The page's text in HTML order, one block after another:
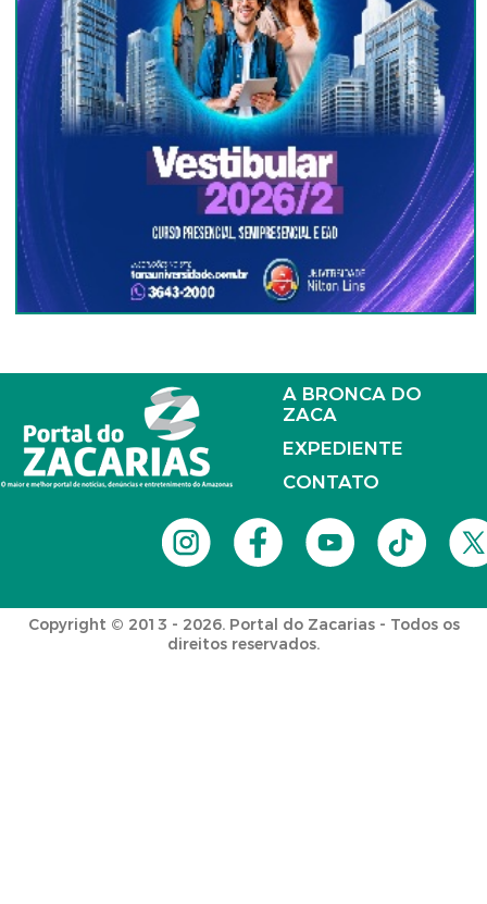
A BRONCA DO
ZACA
EXPEDIENTE
CONTATO
Copyright © 2013 - 2026. Portal do Zacarias - Todos os
direitos reservados.